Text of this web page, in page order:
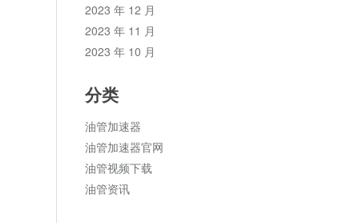
2023 年 12 月
2023 年 11 月
2023 年 10 月
分类
油管加速器
油管加速器官网
油管视频下载
油管资讯